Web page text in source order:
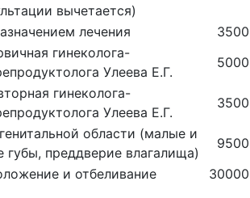
вычетается)
лечения
3500
гинеколога-
Улеева Е.Г.
5000
гинеколога-
Улеева Е.Г.
3500
области (малые и
преддверие влагалища)
9500
и отбеливание
30000